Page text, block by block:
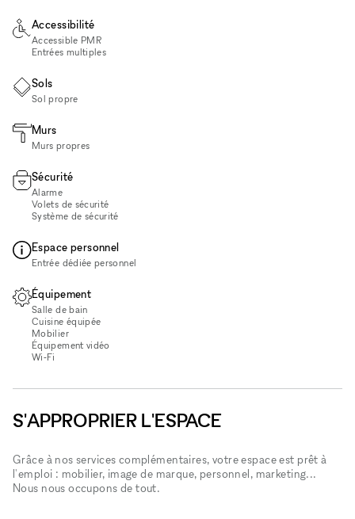
Accessibilité
Accessible PMR
Entrées multiples
Sols
Sol propre
Murs
Murs propres
Sécurité
Alarme
Volets de sécurité
Système de sécurité
Espace personnel
Entrée dédiée personnel
Équipement
Salle de bain
Cuisine équipée
Mobilier
Équipement vidéo
Wi‑Fi
S'APPROPRIER L'ESPACE
Grâce à nos services complémentaires, votre espace est prêt à
l'emploi : mobilier, image de marque, personnel, marketing...
Nous nous occupons de tout.